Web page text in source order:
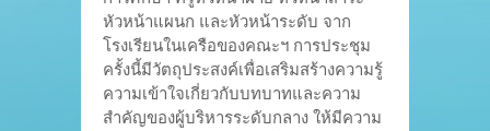
หัวหน้าแผนก และหัวหน้าระดับ จาก
โรงเรียนในเครือของคณะฯ การประชุม
ครั้งนี้มีวัตถุประสงค์เพื่อเสริมสร้างความรู้
ความเข้าใจเกี่ยวกับบทบาทและความ
สำคัญของผู้บริหารระดับกลาง ให้มีความ